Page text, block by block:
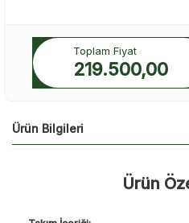
Toplam Fiyat
219.500,00
Ürün Bilgileri
Ürün